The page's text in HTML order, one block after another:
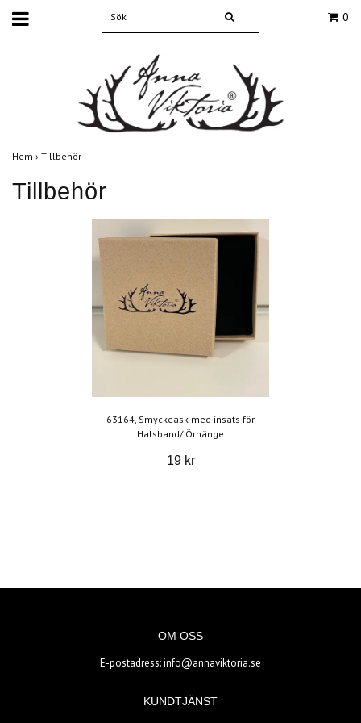
0
Hem › Tillbehör
Tillbehör
63164, Smyckeask med insats för
Halsband/ Örhänge
19 kr
OM OSS
E-postadress:info@annaviktoria.se
KUNDTJÄNST